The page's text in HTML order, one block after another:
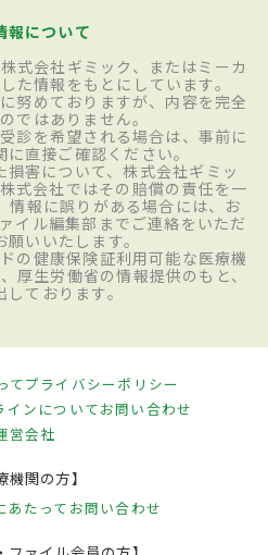
報について
式会社ギミック、またはミーカ
た情報をもとにしています。
努めておりますが、内容を完全
ではありません。
診を希望される場合は、事前に
直接ご確認ください。
害について、株式会社ギミッ
式会社ではその賠償の責任を一
情報に誤りがある場合には、お
イル編集部までご連絡をいただ
いいたします。
の健康保険証利用可能な医療機
厚生労働省の情報提供のもと、
ております。
てプライバシーポリシー
インについてお問い合わせ
営会社
機関の方】
あたって お問い合わせ